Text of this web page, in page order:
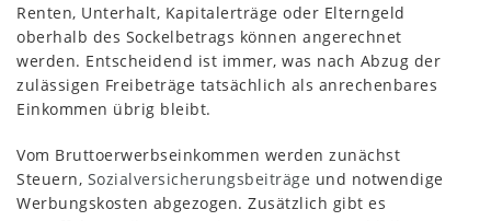
Renten, Unterhalt, Kapitalerträge oder Elterngeld
oberhalb des Sockelbetrags können angerechnet
werden. Entscheidend ist immer, was nach Abzug der
zulässigen Freibeträge tatsächlich als anrechenbares
Einkommen übrig bleibt.
Vom Bruttoerwerbseinkommen werden zunächst
Steuern, Sozialversicherungsbeiträge und notwendige
Werbungskosten abgezogen. Zusätzlich gibt es